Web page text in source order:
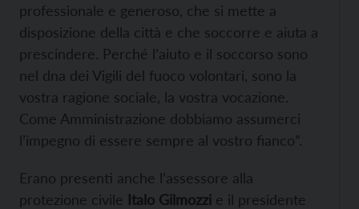
professionale e generoso, che si mette a
disposizione della città e che soccorre e aiuta a
prescindere. Perché l’aiuto e il soccorso sono
nel dna dei Vigili del fuoco volontari, sono la
vostra ragione sociale, la vostra vocazione.
Come Amministrazione dobbiamo assumerci
l’impegno di essere sempre al vostro fianco”.
Erano presenti anche l’assessore alla
protezione civile Italo Gilmozzi e il presidente